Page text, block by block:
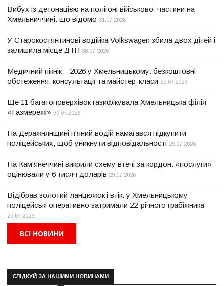
Вибух із детонацією на полігоні військової частини на
Хмельниччині: що відомо 31.07.2026
У Старокостянтинові водійка Volkswagen збила двох дітей і
залишила місце ДТП 30.07.2026
Медичний пікнік – 2026 у Хмельницькому: безкоштовні
обстеження, консультації та майстер-класи 30.07.2026
Ще 11 багатоповерхівок газифікувала Хмельницька філія
«Газмережі» 30.07.2026
На Деражнянщині п'яний водій намагався підкупити
поліцейських, щоб уникнути відповідальності 29.07.2026
На Кам'янеччині викрили схему втечі за кордон: «послуги»
оцінювали у 6 тисяч доларів 29.07.2026
Відібрав золотий ланцюжок і втік: у Хмельницькому
поліцейські оперативно затримали 22-річного грабіжника
29.07.2026
ВСІ НОВИНИ
СЛІДКУЙ ЗА НАШИМИ НОВИНАМИ